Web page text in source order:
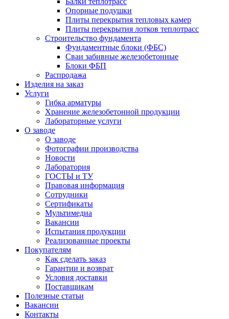
Опорные подушки
Плиты перекрытия тепловых камер
Плиты перекрытия лотков теплотрасс
Строительство фундамента
Фундаментные блоки (ФБС)
Сваи забивные железобетонные
Блоки ФБП
Распродажа
Изделия на заказ
Услуги
Гибка арматуры
Хранение железобетонной продукции
Лабораторные услуги
О заводе
О заводе
Фотографии производства
Новости
Лаборатория
ГОСТЫ и ТУ
Правовая информация
Сотрудники
Сертификаты
Мультимедиа
Вакансии
Испытания продукции
Реализованные проекты
Покупателям
Как сделать заказ
Гарантии и возврат
Условия доставки
Поставщикам
Полезные статьи
Вакансии
Контакты